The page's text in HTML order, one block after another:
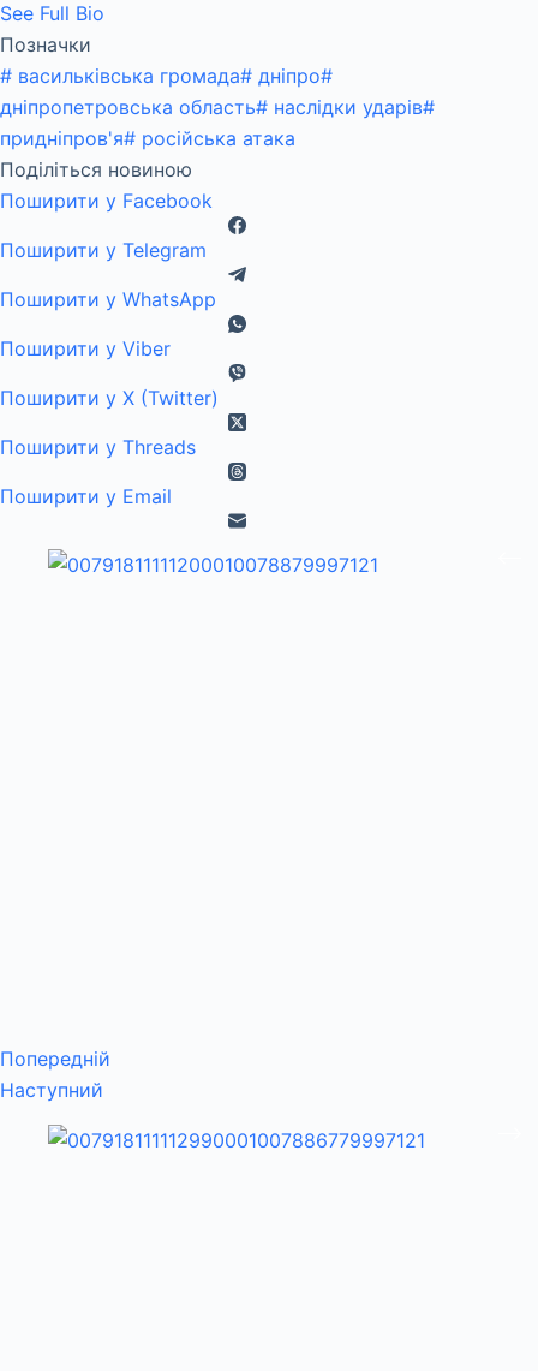
See Full Bio
Позначки
# васильківська громада# дніпро#
дніпропетровська область# наслідки ударів#
придніпров'я# російська атака
Поділіться новиною
Поширити у Facebook
Поширити у Telegram
Поширити у WhatsApp
Поширити у Viber
Поширити у X (Twitter)
Поширити у Threads
Поширити у Email
Попередній
Наступний